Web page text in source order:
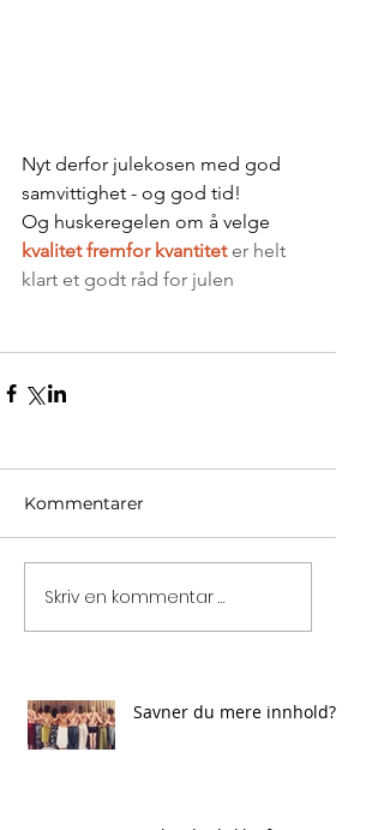
Nyt derfor julekosen med god
samvittighet - og god tid!
Og huskeregelen om å velge
kvalitet fremfor kvantitet er helt
klart et godt råd for julen
Kommentarer
Skriv en kommentar …
Savner du mere innhold?